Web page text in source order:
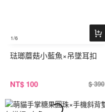
1/6
琺瑯蘑菇小藍魚×吊墜耳扣
NT$ 100 $ 390